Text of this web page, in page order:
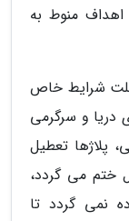
منوط به
علت شرایط خاص
دریا و سرگرمی
پلاژها تعطیل
ختم می گردد،
نمی گردد تا